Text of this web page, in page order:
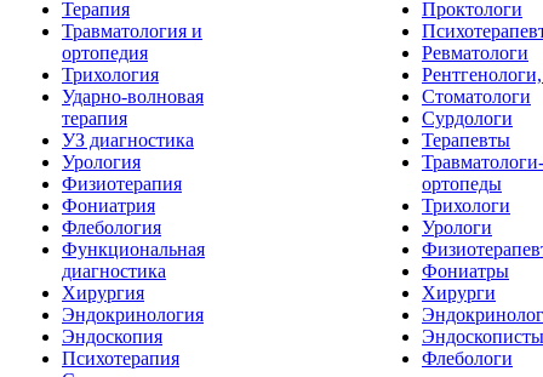
Терапия
Травматология и
ортопедия
Трихология
Ударно-волновая
терапия
УЗ диагностика
Урология
Физиотерапия
Фониатрия
Флебология
Функциональная
диагностика
Хирургия
Эндокринология
Эндоскопия
Психотерапия
Проктологи
Ревматологи
Стоматологи
Сурдологи
Терапевты
Травматологи-
ортопеды
Трихологи
Урологи
Фониатры
Хирурги
Эндоскописты
Флебологи